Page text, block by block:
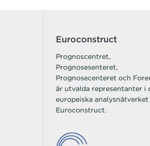
Euroconstruct
Prognoscentret,
Prognosesenteret,
Prognosecenteret och
är utvalda representanter i
europeiska analysnätverket
Euroconstruct.